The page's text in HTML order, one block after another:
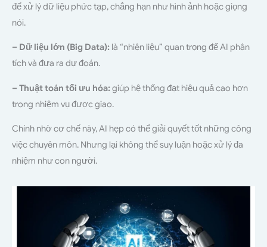
để xử lý dữ liệu phức tạp, chẳng hạn như hình ảnh hoặc giọng
nói.
– Dữ liệu lớn (Big Data): là “nhiên liệu” quan trọng để AI phân
tích và đưa ra dự đoán.
– Thuật toán tối ưu hóa:giúp hệ thống đạt hiệu quả cao hơn
trong nhiệm vụ được giao.
Chính nhờ cơ chế này, AI hẹp có thể giải quyết tốt những công
việc chuyên môn. Nhưng lại không thể suy luận hoặc xử lý đa
nhiệm như con người.